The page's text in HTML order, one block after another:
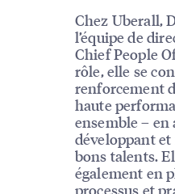
Chez Uberall,
l’équipe de
Chief People
rôle, elle se
renforcement
haute
ensemble –
développant
bons talents.
également en
processus et